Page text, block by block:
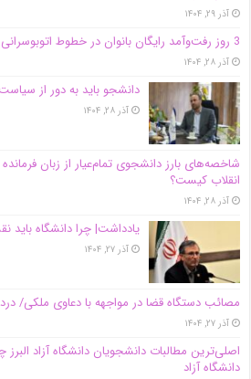
آذر ۲۹, ۱۴۰۴
3 روز رفت‌وآمد رایگان بانوان در خطوط اتوبوسرانی شهری کرج
آذر ۲۸, ۱۴۰۴
دانشجو باید به دور از
آذر ۲۸, ۱۴۰۴
شاخصه‌های بارز دانشجوی تمام‌عیار از زبان
انقلاب کیست؟
آذر ۲۸, ۱۴۰۴
یادداشت| چرا دانشگاه باید
آذر ۲۷, ۱۴۰۴
مصائب دستگاه قضا در مواجهه با دعاوی ملکی/
آذر ۲۷, ۱۴۰۴
اصلی‌ترین مطالبات دانشجویان دانشگاه آزاد
دانشگاه آز‌اد